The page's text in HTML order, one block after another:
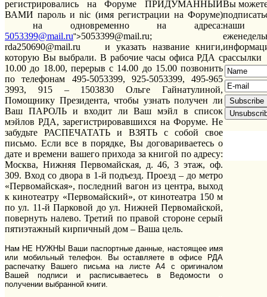
регистрировались на Форуме ПРИДУМАННЫЙ
ВАМИ пароль иnic (имя регистрации на Форуме)
на одновременно на адреса:
5053399@mail.ru">5053399@mail.ru;
rda250690@mail.ru
и указать название книги,
которую Вы выбрали. В рабочие часы офиса РДА с
10.00 до 18.00, перерыв с 14.00 до 15.00 позвонить
по телефонам 495-5053399, 925-5053399, 495-965
3993, 915 – 1503830 Ольге Гайнатулиной,
Помощнику Президента, чтобы узнать получен ли
Ваш ПАРОЛЬ и входит ли Ваш мэйл в список
мэйлов РДА, зарегистрировавшихся на Форуме. Не
забудьте РАСПЕЧАТАТЬ и ВЗЯТЬ с собой свое
письмо. Если все в порядке, Вы договариваетесь о
дате и времени вашего прихода за книгой по адресу:
Москва, Нижняя Первомайская, д. 46, 3 этаж, оф.
309. Вход со двора в 1-й подъезд. Проезд – до метро
«Первомайская», последний вагон из центра, выход
к кинотеатру «Первомайский», от кинотеатра 150 м
по ул. 11-й Парковой до ул. Нижней Первомайской,
повернуть налево. Третий по правой стороне серый
пятиэтажный кирпичный дом – Ваша цель.
Нам НЕ НУЖНЫ Ваши паспортные данные, настоящее имя
или мобильный телефон. Вы оставляете в офисе РДА
распечатку Вашего письма на листе А4 с оригиналом
Вашей подписи и расписываетесь в Ведомости о
получении выбранной книги.
Вы
наши
рассылки